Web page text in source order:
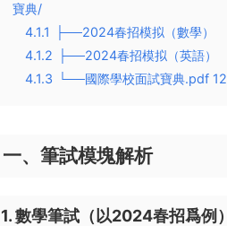
寶典/
4.1.1
├──2024春招模拟（數學）
4.1.2
├──2024春招模拟（英語）
4.1.3
└──國際學校面試寶典.pdf
一、筆試模塊解析
1. 數學筆試（以2024春招爲例）